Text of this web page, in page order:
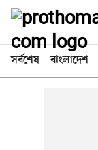
সর্বশেষ বাংলাদেশ